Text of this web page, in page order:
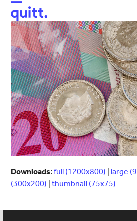
Open
mobile
menu
Close
mobile
menu
Downloads:full (1200x800) large
(300x200) |thumbnail (75x75)